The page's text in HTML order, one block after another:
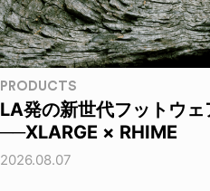
PRODUCTS
LA発の新世代フットウェ
──XLARGE × RHIME
2026.08.07